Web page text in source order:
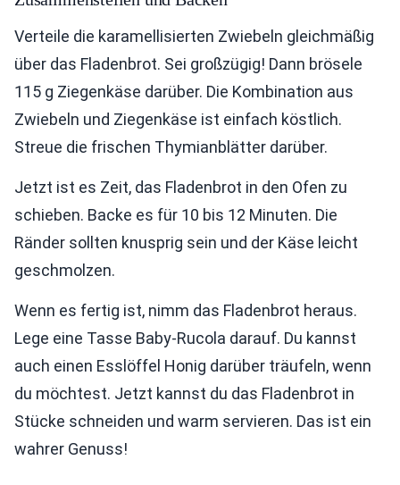
Verteile die karamellisierten Zwiebeln gleichmäßig
über das Fladenbrot. Sei großzügig! Dann brösele
115 g Ziegenkäse darüber. Die Kombination aus
Zwiebeln und Ziegenkäse ist einfach köstlich.
Streue die frischen Thymianblätter darüber.
Jetzt ist es Zeit, das Fladenbrot in den Ofen zu
schieben. Backe es für 10 bis 12 Minuten. Die
Ränder sollten knusprig sein und der Käse leicht
geschmolzen.
Wenn es fertig ist, nimm das Fladenbrot heraus.
Lege eine Tasse Baby-Rucola darauf. Du kannst
auch einen Esslöffel Honig darüber träufeln, wenn
du möchtest. Jetzt kannst du das Fladenbrot in
Stücke schneiden und warm servieren. Das ist ein
wahrer Genuss!